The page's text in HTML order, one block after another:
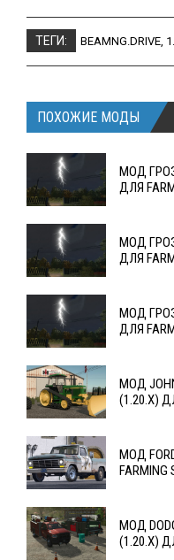
ТЕГИ: BEAMNG.DRIVE,
ПОХОЖИЕ МОДЫ
МОД
ДЛЯ
МОД
ДЛЯ
МОД
ДЛЯ
МОД
(1.20.X)
МОД
FARMING
МОД
(1.20.X)